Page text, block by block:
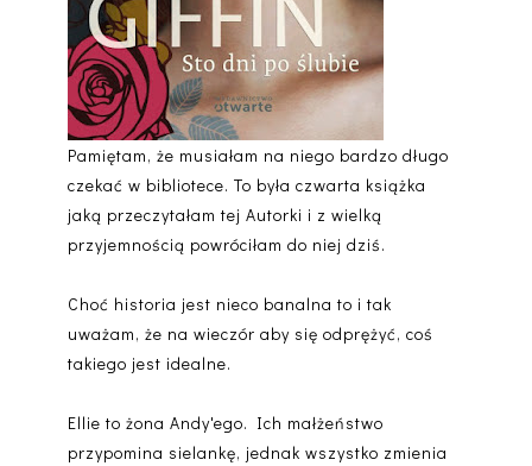
Pamiętam, że musiałam na niego bardzo długo
czekać w bibliotece. To była czwarta książka
jaką przeczytałam tej Autorki i z wielką
przyjemnością powróciłam do niej dziś.
Choć historia jest nieco banalna to i tak
uważam, że na wieczór aby się odprężyć, coś
takiego jest idealne.
Ellie to żona Andy'ego. Ich małżeństwo
przypomina sielankę, jednak wszystko zmienia